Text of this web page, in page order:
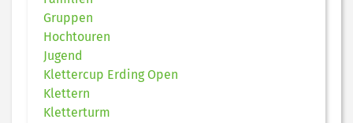
Gruppen
Hochtouren
Jugend
Klettercup Erding Open
Klettern
Kletterturm